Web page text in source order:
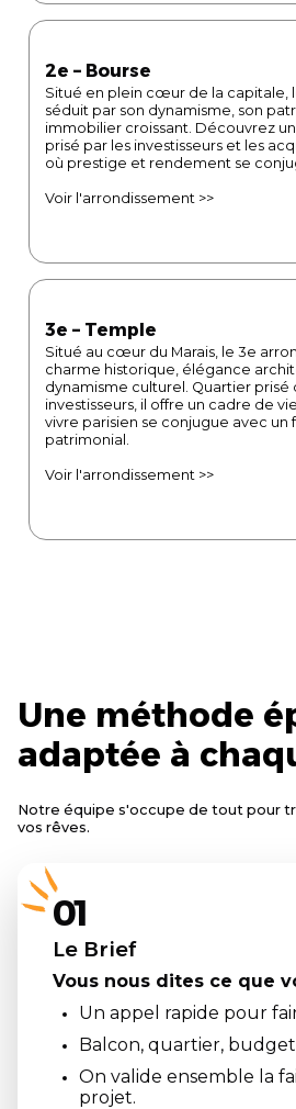
2e – Bourse
Situé en plein cœur de la capitale,
séduit par son dynamisme, son
immobilier croissant. Découvrez un
prisé par les investisseurs et les
où prestige et rendement se
Voir l'arrondissement >>
3e – Temple
Situé au cœur du Marais, le 3e
charme historique, élégance
dynamisme culturel. Quartier prisé
investisseurs, il offre un cadre de
vivre parisien se conjugue avec un
patrimonial.
Voir l'arrondissement >>
Une méthode
adaptée à
Notre équipe s'occupe de tout pour
vos rêves.
01
Le Brief
Vous nous dites ce que
Un appel rapide pour
Balcon, quartier,
On valide ensemble la
projet.